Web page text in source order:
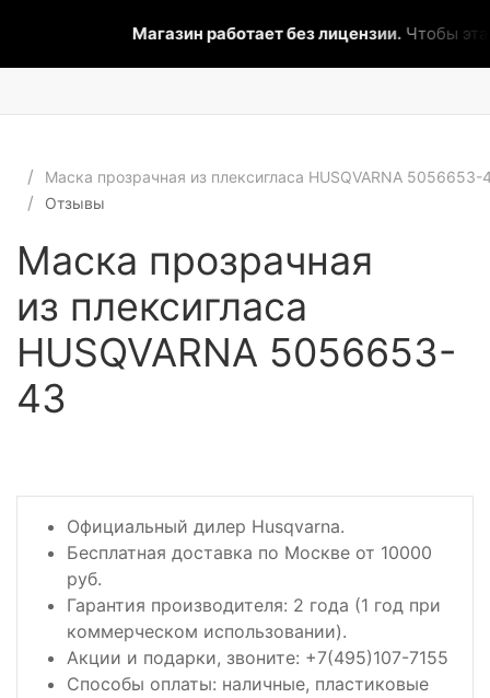
Магазин работает без лицензии.Чтобы эта
Маска прозрачная из плексигласа HUSQVARNA 5056653-
Отзывы
Маска прозрачная
из плексигласа
HUSQVARNA 5056653-
43
Официальный дилер Husqvarna.
Бесплатная доставка по Москве от 10000
руб.
Гарантия производителя: 2 года (1 год при
коммерческом использовании).
Акции и подарки, звоните: +7(495)107-7155
Способы оплаты: наличные, пластиковые